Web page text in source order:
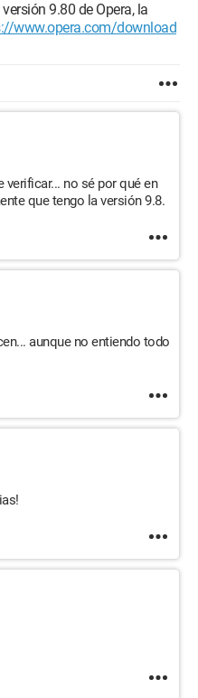
9.80 de Opera, la
www.opera.com/download
verificar... no sé por qué en
que tengo la versión 9.8.
aunque no entiendo todo